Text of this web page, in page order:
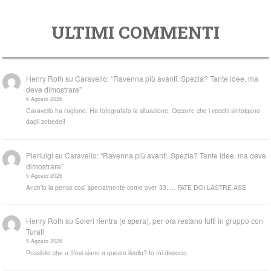
ULTIMI COMMENTI
Henry Roth suCaravello: “Ravenna più avanti. Spezia? Tante idee, ma
deve dimostrare”
6 Agosto 2026
Caravello ha ragione. Ha fotografato la situazione. Occorre che i vecchi sintolgano
dagli zebedei!
Pierluigi suCaravello: “Ravenna più avanti. Spezia? Tante idee, ma deve
dimostrare”
5 Agosto 2026
Anch'io la penso così specialmente come over 33..... FATE DOI LASTRE ASE
Henry Roth suSoleri rientra (e spera), per ora restano tutti in gruppo con
Turati
5 Agosto 2026
Possibile che u tifosi siano a questo livello? Io mi dissocio.